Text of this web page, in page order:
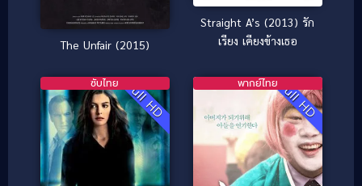
The Unfair (2015)
Straight A’s (2013) รัก
เรียง เคียงข้างเธอ
Full HD
ซับไทย Full HD
พากย์ไทย